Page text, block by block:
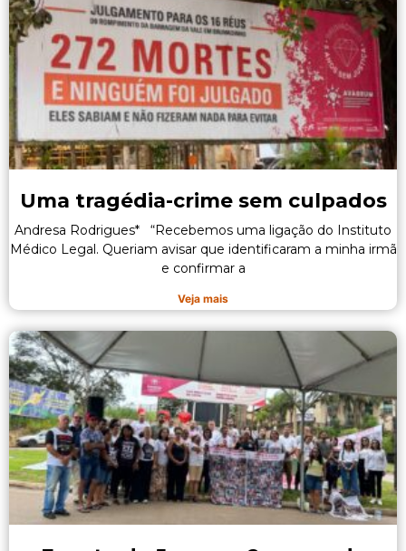
Uma tragédia-crime sem culpados
Andresa Rodrigues* “Recebemos uma ligação do Instituto
Médico Legal. Queriam avisar que identificaram a minha irmã
e confirmar a
Veja mais